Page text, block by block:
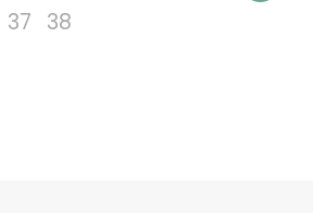
37 38